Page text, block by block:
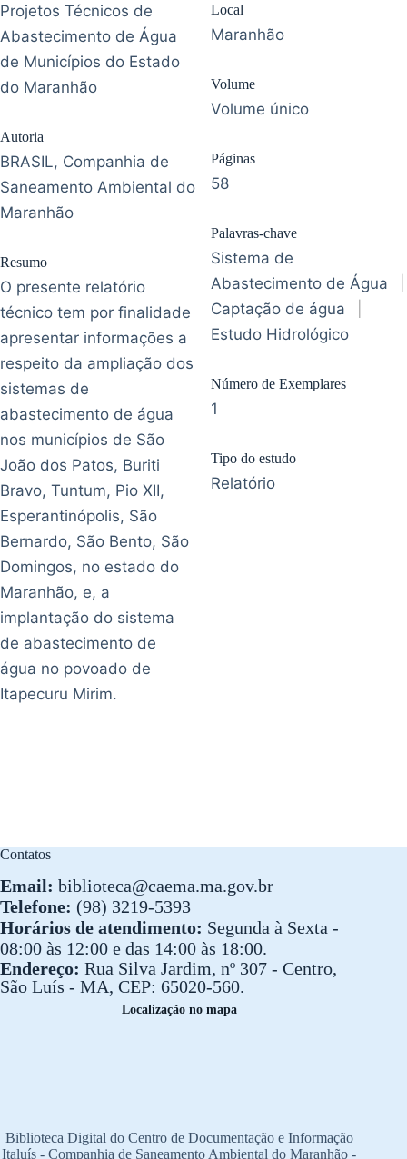
Projetos Técnicos de
Abastecimento de Água
de Municípios do Estado
do Maranhão
Autoria
BRASIL, Companhia de
Saneamento Ambiental do
Maranhão
Resumo
O presente relatório
técnico tem por finalidade
apresentar informações a
respeito da ampliação dos
sistemas de
abastecimento de água
nos municípios de São
João dos Patos, Buriti
Bravo, Tuntum, Pio XII,
Esperantinópolis, São
Bernardo, São Bento, São
Domingos, no estado do
Maranhão, e, a
implantação do sistema
de abastecimento de
água no povoado de
Itapecuru Mirim.
Local
Maranhão
Volume
Volume único
Páginas
58
Palavras-chave
Sistema de
Abastecimento de Água
Captação de água
Estudo Hidrológico
Número de Exemplares
1
Tipo do estudo
Relatório
Contatos
Email: biblioteca@caema.ma.gov.br
Telefone: (98) 3219-5393
Horários de atendimento: Segunda à Sexta -
08:00 às 12:00 e das 14:00 às 18:00.
Endereço: Rua Silva Jardim, nº 307 - Centro,
São Luís - MA, CEP: 65020-560.
Localização no mapa
Biblioteca Digital do Centro de Documentação e Informação
Italuís - Companhia de Saneamento Ambiental do Maranhão -